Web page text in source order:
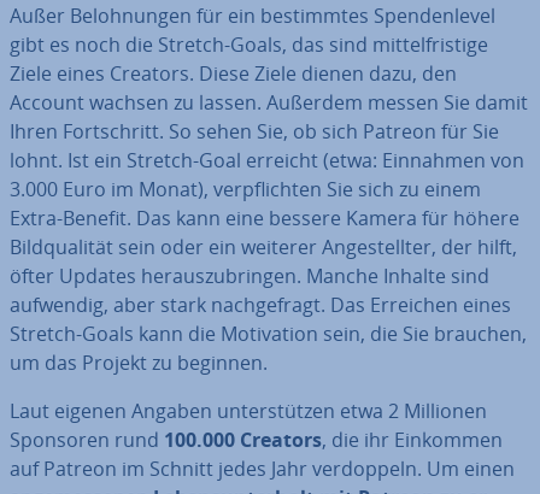
Außer Be­loh­nun­gen für ein be­stimm­tes Spen­den­le­vel
gibt es noch die Stretch-Goals, das sind mit­tel­fris­ti­ge
Ziele eines Creators. Diese Ziele dienen dazu, den
Account wachsen zu lassen. Außerdem messen Sie damit
Ihren Fort­schritt. So sehen Sie, ob sich Patreon für Sie
lohnt. Ist ein Stretch-Goal erreicht (etwa: Einnahmen von
3.000 Euro im Monat), ver­pflich­ten Sie sich zu einem
Extra-Benefit. Das kann eine bessere Kamera für höhere
Bild­qua­li­tät sein oder ein weiterer An­ge­stell­ter, der hilft,
öfter Updates her­aus­zu­brin­gen. Manche Inhalte sind
aufwendig, aber stark nach­ge­fragt. Das Erreichen eines
Stretch-Goals kann die Mo­ti­va­ti­on sein, die Sie brauchen,
um das Projekt zu beginnen.
Laut eigenen Angaben un­ter­stüt­zen etwa 2 Millionen
Sponsoren rund 100.000 Creators, die ihr Einkommen
auf Patreon im Schnitt jedes Jahr ver­dop­peln. Um einen